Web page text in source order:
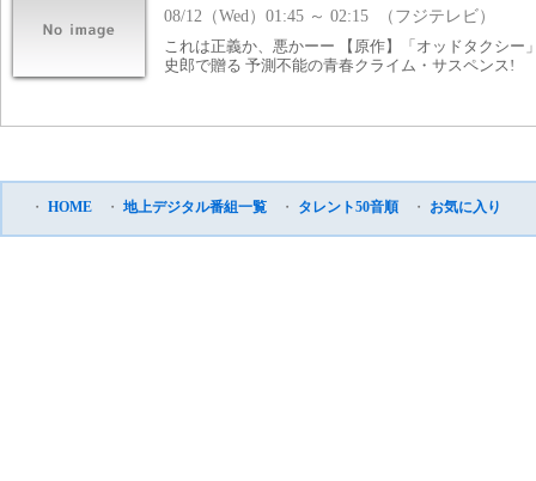
08/12（Wed）01:45 ～ 02:15 （フジテレビ）
これは正義か、悪かーー 【原作】「オッドタクシー
史郎で贈る 予測不能の青春クライム・サスペンス!
・ HOME ・ 地上デジタル番組一覧 ・ タレント50音順 ・ お気に入り